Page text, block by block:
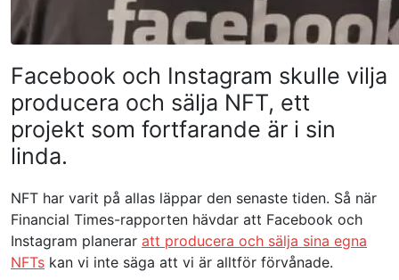
Facebook och Instagram skulle vilja
producera och sälja NFT, ett
projekt som fortfarande är i sin
linda.
NFT har varit på allas läppar den senaste tiden. Så när
Financial Times-rapporten hävdar att Facebook och
Instagram planerar att producera och sälja sina egna
NFTs kan vi inte säga att vi är alltför förvånade.